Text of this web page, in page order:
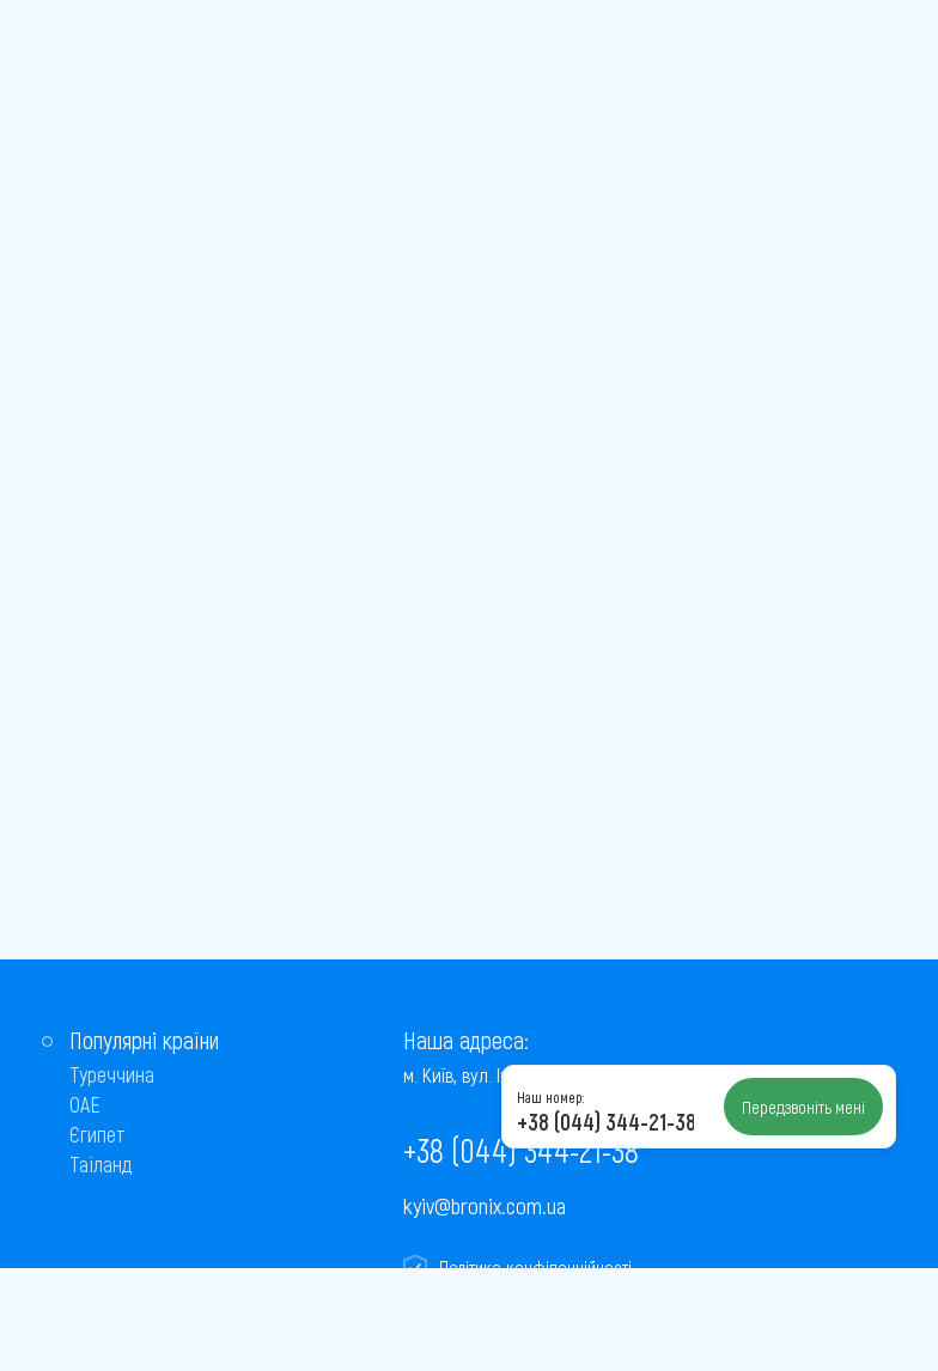
Популярні країни
Туреччина
ОАЕ
Єгипет
Таїланд
Наша адреса:
м. Київ, вул. Інститутська, 22/7, оф. 41
+38 (044) 344-21-38
kyiv@bronix.com.ua
Політика конфіденційності
Наш номер:
+38 (044) 344-21-38 Передзвоніть мені